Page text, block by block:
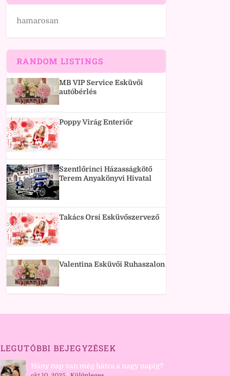
hamarosan
RANDOM LISTINGS
MB VIP Service Esküvői
autóbérlés
Poppy Virág Enteriőr
Szentlőrinci Házasságkötő
Terem Anyakönyvi Hivatal
Takács Orsi Esküvőszervező
Valentina Esküvői Ruhaszalon
LEGUTÓBBI BEJEGYZÉSEK
Hány nap van még hátra a nagy napig?